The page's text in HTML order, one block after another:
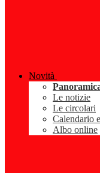
Novità
Le notizie
Le circolari
Calendario
Albo online